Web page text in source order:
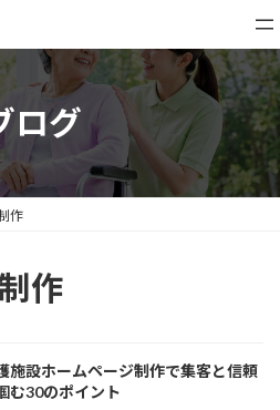
ログ
作
作
施設ホームページ制作で集客と信頼
む30のポイント